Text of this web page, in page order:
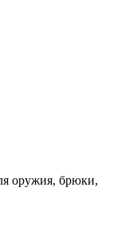
оружия, брюки,